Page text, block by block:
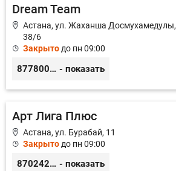
Dream Team
Астана, ул. Жаханша Досмухамедулы,
38/6
Закрытодо пн 09:00
87780008628 - показать
Арт Лига Плюс
Астана, ул. Бурабай, 11
Закрыто до пн 09:00
87024222822 - показать